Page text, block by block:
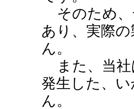
そのため、
あり、実際
ん。
また、当社
発生した、
ん。